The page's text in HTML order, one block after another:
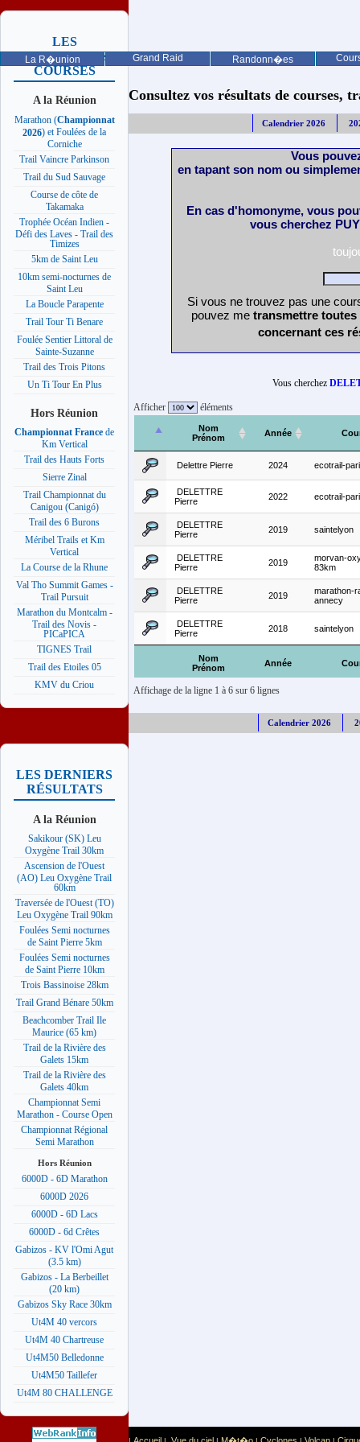
La R�union Grand Raid Randonn�es
LES
PROCHAINES
COURSES
A la Réunion
Marathon (Championnat
2026) et Foulées de la
Corniche
Trail Vaincre Parkinson
Trail du Sud Sauvage
Course de côte de
Takamaka
Trophée Océan Indien -
Défi des Laves - Trail des
Timizes
5km de Saint Leu
10km semi-nocturnes de
Saint Leu
La Boucle Parapente
Trail Tour Ti Benare
Foulée Sentier Littoral de
Sainte-Suzanne
Trail des Trois Pitons
Un Ti Tour En Plus
Hors Réunion
Championnat France de
Km Vertical
Trail des Hauts Forts
Sierre Zinal
Trail Championnat du
Canigou (Canigó)
Trail des 6 Burons
Méribel Trails et Km
Vertical
La Course de la Rhune
Val Tho Summit Games -
Trail Pursuit
Marathon du Montcalm -
Trail des Novis -
PICaPICA
TIGNES Trail
Trail des Etoiles 05
KMV du Criou
LES DERNIERS
RÉSULTATS
A la Réunion
Sakikour (SK) Leu
Oxygène Trail 30km
Ascension de l'Ouest
(AO) Leu Oxygène Trail
60km
Traversée de l'Ouest (TO)
Leu Oxygène Trail 90km
Foulées Semi nocturnes
de Saint Pierre 5km
Foulées Semi nocturnes
de Saint Pierre 10km
Trois Bassinoise 28km
Trail Grand Bénare 50km
Beachcomber Trail Ile
Maurice (65 km)
Trail de la Rivière des
Galets 15km
Trail de la Rivière des
Galets 40km
Championnat Semi
Marathon - Course Open
Championnat Régional
Semi Marathon
Hors Réunion
6000D - 6D Marathon
6000D 2026
6000D - 6D Lacs
6000D - 6d Crêtes
Gabizos - KV l'Omi Agut
(3.5 km)
Gabizos - La Berbeillet
(20 km)
Gabizos Sky Race 30km
Ut4M 40 vercors
Ut4M 40 Chartreuse
Ut4M50 Belledonne
Ut4M50 Taillefer
Ut4M 80 CHALLENGE
Consultez vos résultats de courses,
Calendrier 2026
Vous
en tapant son nom ou
En cas d'homonyme, vous
vous cherchez
Si vous ne trouvez pas une
pouvez me transmettre
concernant ces
Vous cherchez
Afficher éléments
Nom
Prénom
Année
Nom
Prénom
Année
Delettre Pierre 2024 ecotrail-
DELETTRE
Pierre
2022 ecotrail-
DELETTRE
Pierre
2019 saintelyon
DELETTRE
Pierre
2019
morvan-
83km
DELETTRE
Pierre
2019
marathon-
annecy
DELETTRE
Pierre
2018 saintelyon
Affichage de la ligne 1 à 6 sur 6 lignes
Calendrier 2026